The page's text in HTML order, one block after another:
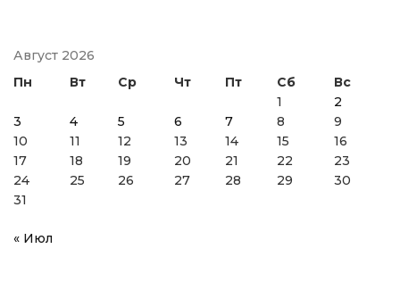
Август 2026
Пн
Вт Ср Чт Пт Сб
Вс
1
2
3
4 5 6 7 8
9
10
11 12 13 14 15
16
17
18 19 20 21 22
23
24
25 26 27 28 29
30
31
« Июл